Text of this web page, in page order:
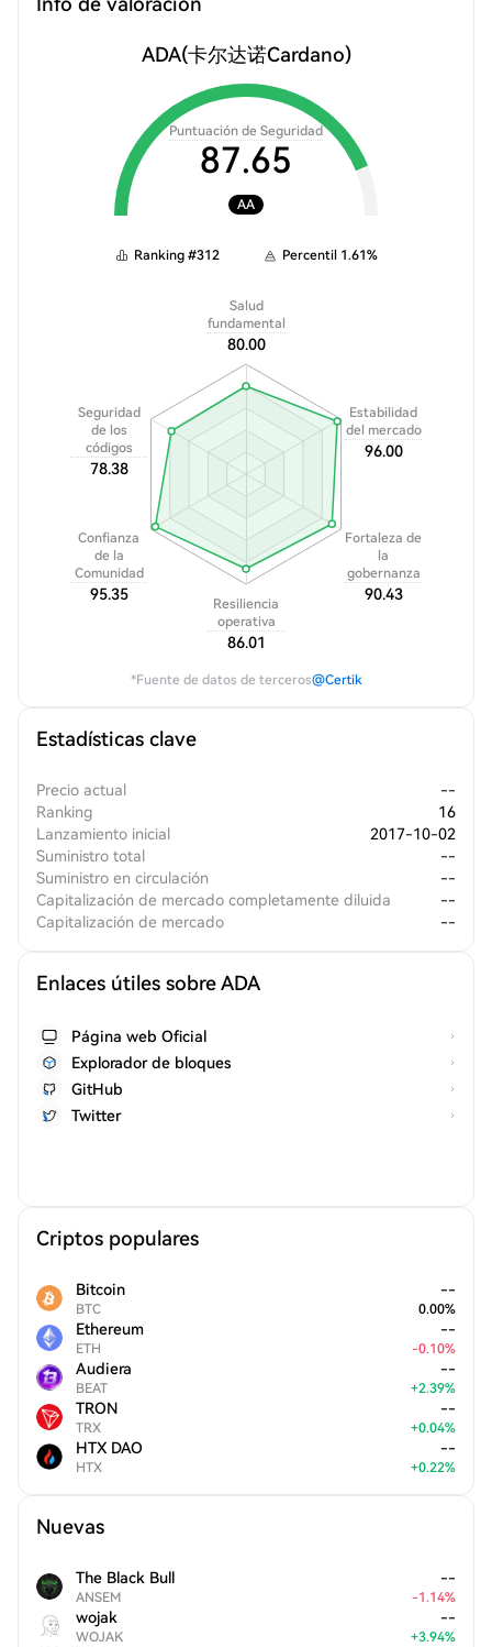
ADA(卡尔达诺Cardano)
Puntuación de Seguridad
87.65
AA
Ranking #312 Percentil 1.61%
Salud
fundamental
80.00
Seguridad
de los
códigos
78.38
Confianza
de la
Comunidad
95.35
Resiliencia
operativa
86.01
Fortaleza de
la
gobernanza
90.43
Estabilidad
del mercado
96.00
*Fuente de datos de terceros@Certik
Estadísticas clave
Precio actual
--
Ranking
16
Lanzamiento inicial
2017-10-02
Suministro total
--
Suministro en circulación
--
Capitalización de mercado completamente diluida
--
Capitalización de mercado
--
Enlaces útiles sobre ADA
Página web Oficial
Explorador de bloques
GitHub
Twitter
Criptos populares
Bitcoin
BTC
--
0.00%
Ethereum
ETH
--
-0.10%
Audiera
BEAT
--
+2.39%
TRON
TRX
--
+0.04%
HTX DAO
HTX
--
+0.22%
Nuevas
The Black Bull
ANSEM
--
-1.14%
wojak
WOJAK
--
+3.94%